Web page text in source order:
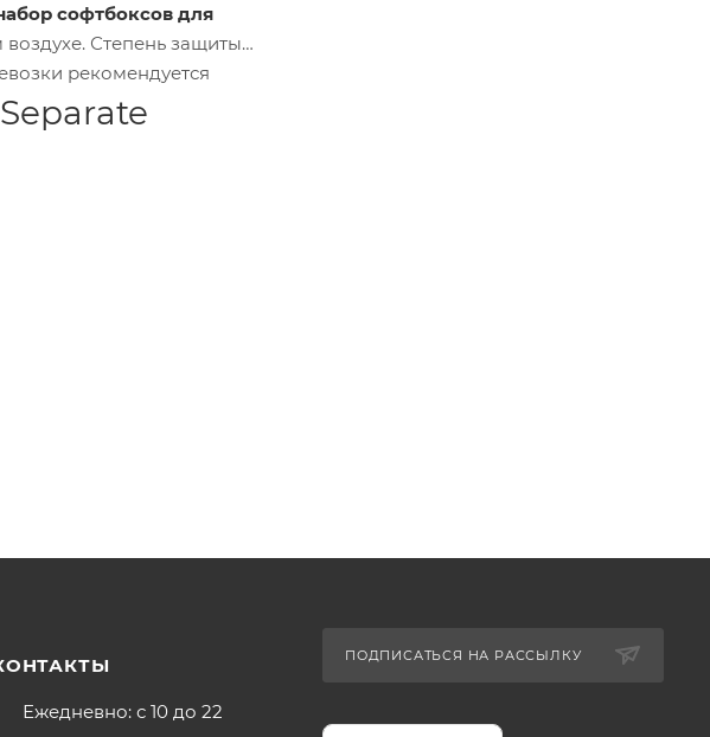
софтбоксов для
Степень защиты
рекомендуется
Ежедневно: с 10 до 22
ПОДПИСАТЬСЯ НА РАССЫЛКУ